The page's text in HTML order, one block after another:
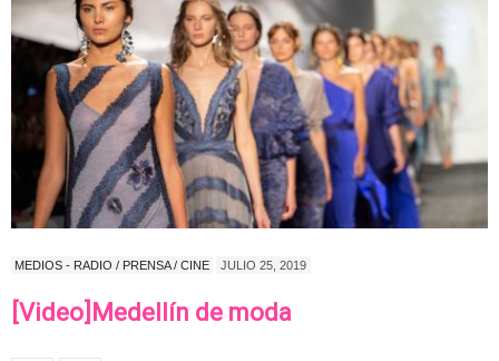
MEDIOS - RADIO / PRENSA / CINE JULIO 25, 2019
[Video]Medellín de moda